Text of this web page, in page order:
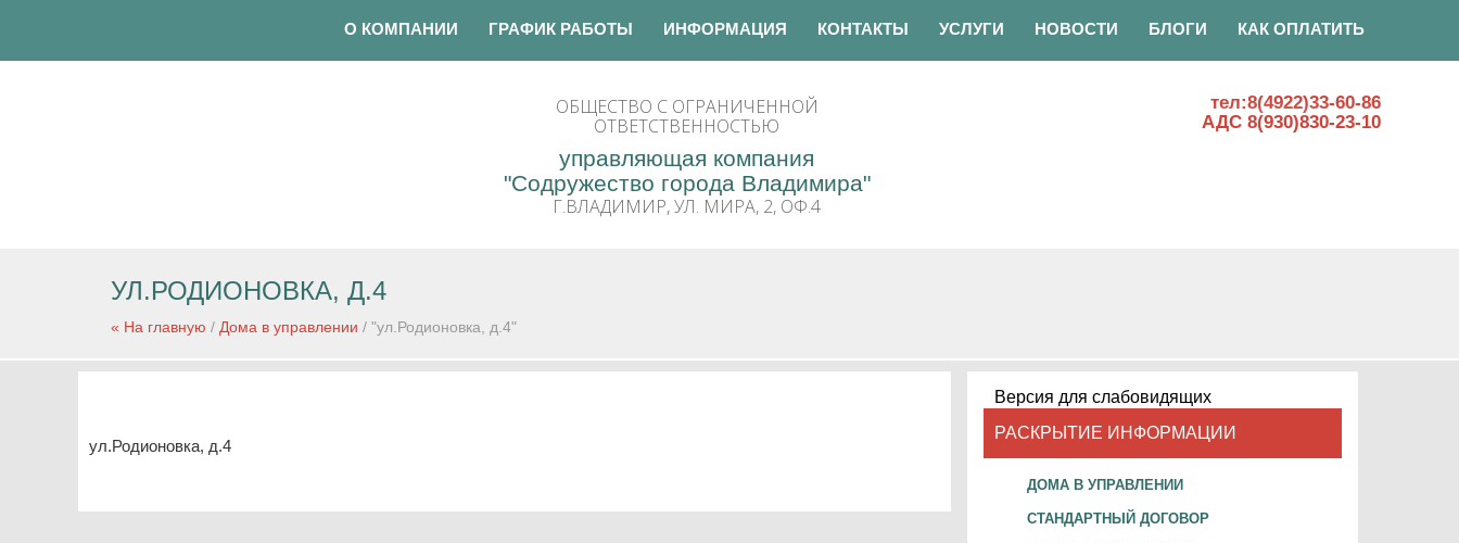
О КОМПАНИИ ГРАФИК РАБОТЫ ИНФОРМАЦИЯ КОНТАКТЫ УСЛУГИ НОВОСТИ БЛОГИ КАК ОПЛАТИТЬ
ОБЩЕСТВО С ОГРАНИЧЕННОЙ
ОТВЕТСТВЕННОСТЬЮ
управляющая компания
"Содружество города Владимира"
Г.ВЛАДИМИР, УЛ. МИРА, 2, ОФ.4
тел:8(4922)33-60-86
АДС 8(930)830-23-10
УЛ.РОДИОНОВКА, Д.4
« На главную / Дома в управлении / "ул.Родионовка, д.4"
ул.Родионовка, д.4
Версия для слабовидящих
РАСКРЫТИЕ ИНФОРМАЦИИ
ДОМА В УПРАВЛЕНИИ
СТАНДАРТНЫЙ ДОГОВОР